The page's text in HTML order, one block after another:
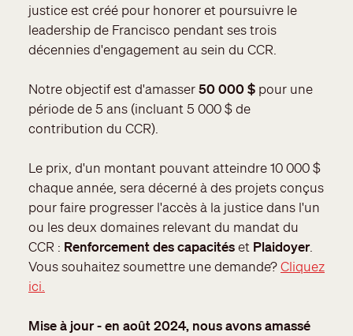
justice est créé pour honorer et poursuivre le
leadership de Francisco pendant ses trois
décennies d'engagement au sein du CCR.
Notre objectif est d'amasser50 000 $ pour une
période de 5 ans (incluant 5 000 $ de
contribution du CCR).
Le prix, d'un montant pouvant atteindre 10 000 $
chaque année, sera décerné à des projets conçus
pour faire progresser l'accès à la justice dans l'un
ou les deux domaines relevant du mandat du
CCR : Renforcement des capacitéset Plaidoyer.
Vous souhaitez soumettre une demande?Cliquez
ici.
Mise à jour - en août 2024, nous avons amassé